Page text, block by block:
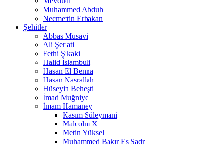
Muhammed Abduh
Necmettin Erbakan
Şehitler
Abbas Musavi
Ali Şeriati
Fethi Şikaki
Halid İslambuli
Hasan El Benna
Hasan Nasrallah
Hüseyin Beheşti
İmad Muğniye
İmam Hamaney
Kasım Süleymani
Malcolm X
Metin Yüksel
Muhammed Bakır Es Sadr